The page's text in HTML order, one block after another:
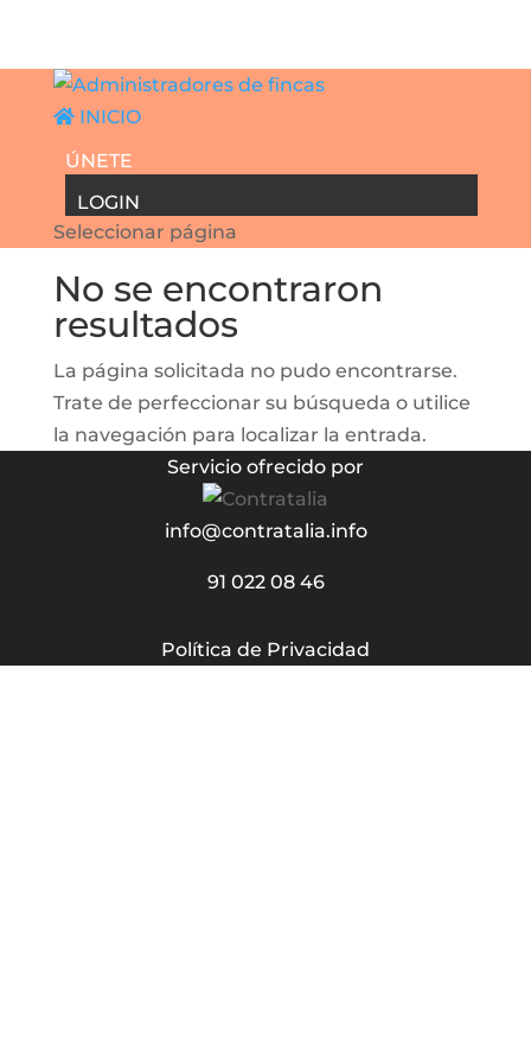
INICIO
ÚNETE
LOGIN
Seleccionar página
No se encontraron
resultados
La página solicitada no pudo encontrarse.
Trate de perfeccionar su búsqueda o utilice
la navegación para localizar la entrada.
Servicio ofrecido por
info@contratalia.info
91 022 08 46
Política de Privacidad